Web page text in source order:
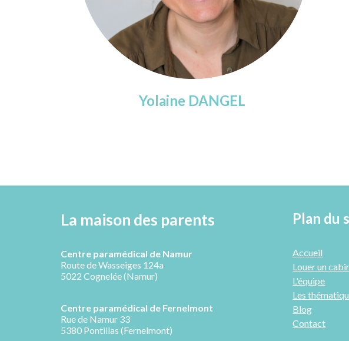
Yolaine DANGEL
La maison des parents
Centre paramédical de Namur
Route de Wasseiges 124a
5022 Cognelée (Namur)
Centre paramédical de Fernelmont
Rue de Namur 33
5380 Pontillas (Fernelmont)
Plan du
Accueil
Louer un
L'équipe
Les
Blog
Contact